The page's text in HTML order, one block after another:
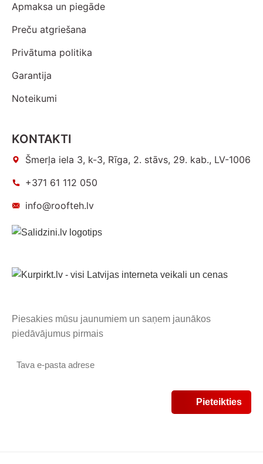
Apmaksa un piegāde
Preču atgriešana
Privātuma politika
Garantija
Noteikumi
KONTAKTI
Šmerļa iela 3, k-3, Rīga, 2. stāvs, 29. kab., LV-1006
+371 61 112 050
info@roofteh.lv
Piesakies mūsu jaunumiem un saņem jaunākos
piedāvājumus pirmais